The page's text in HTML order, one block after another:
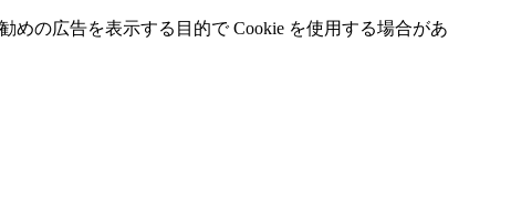
の広告を表⽰する⽬的で Cookie を使⽤する場合があ